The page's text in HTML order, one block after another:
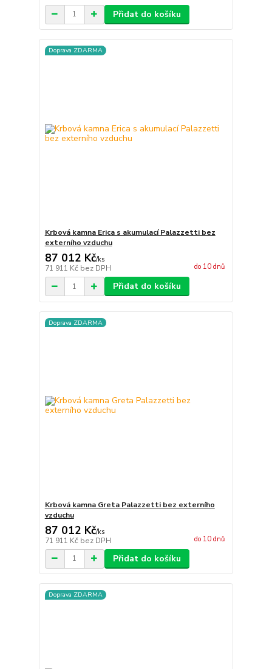
Přidat do košíku
Doprava ZDARMA
Krbová kamna Erica s akumulací Palazzetti bez
externího vzduchu
87 012 Kč/ks
71 911 Kč bez DPH do 10 dnů
Přidat do košíku
Doprava ZDARMA
Krbová kamna Greta Palazzetti bez externího
vzduchu
87 012 Kč/ks
71 911 Kč bez DPH do 10 dnů
Přidat do košíku
Doprava ZDARMA